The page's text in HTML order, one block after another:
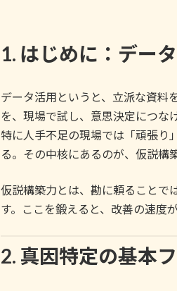
1. はじめに：デー
データ活用というと、立派な資料
を、現場で試し、意思決定につな
特に人手不足の現場では「頑張り
る。その中核にあるのが、仮説構
仮説構築力とは、勘に頼ることで
す。ここを鍛えると、改善の速度
2. 真因特定の基